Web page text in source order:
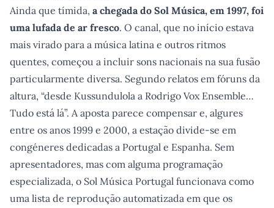
Ainda que tímida, a chegada do Sol Música, em 1997, foi
uma lufada de ar fresco. O canal, que no início estava
mais virado para a música latina e outros ritmos
quentes, começou a incluir sons nacionais na sua fusão
particularmente diversa. Segundo relatos em fóruns da
altura, “desde Kussundulola a Rodrigo Vox Ensemble…
Tudo está lá”. A aposta parece compensar e, algures
entre os anos 1999 e 2000, a estação divide-se em
congéneres dedicadas a Portugal e Espanha. Sem
apresentadores, mas com alguma programação
especializada, o Sol Música Portugal funcionava como
uma lista de reprodução automatizada em que os